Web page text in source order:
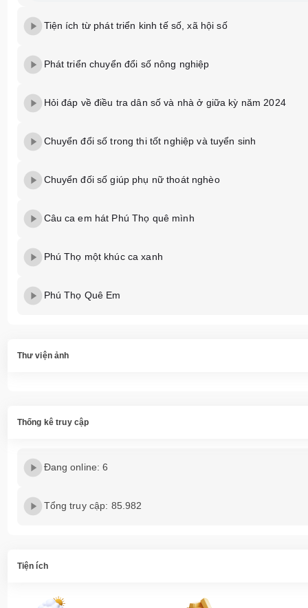
Tiện ích từ phát triển kinh tế số, xã hội số
Phát triển chuyển đổi số nông nghiệp
Hỏi đáp về điều tra dân số và nhà ở giữa kỳ năm 2024
Chuyển đổi số trong thi tốt nghiệp và tuyển sinh
Chuyển đối số giúp phụ nữ thoát nghèo
Câu ca em hát Phú Thọ quê mình
Phú Thọ một khúc ca xanh
Phú Thọ Quê Em
Thư viện ảnh
Thống kê truy cập
Đang online: 6
Tổng truy cập: 85.982
Tiện ích